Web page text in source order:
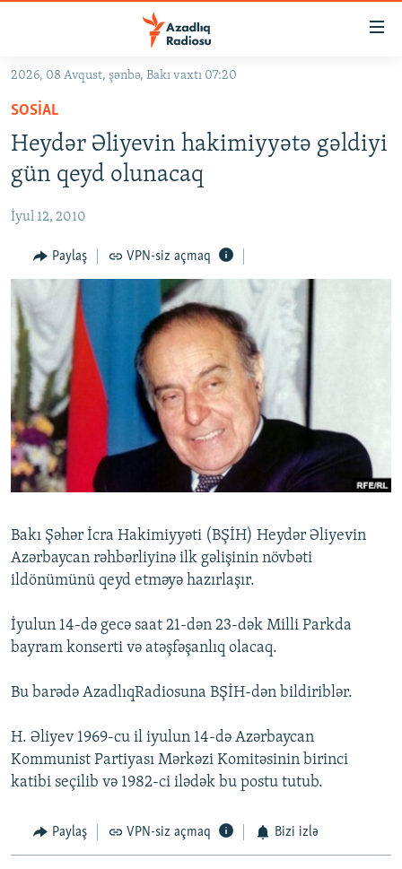
Əsas
qayıt
Əsas
naviqasiyaya
qayıt
Axtarışa
keç
GÜNDƏM
#İZAHLA
KORRUPSIOMETR
#ƏSLINDƏ
FƏRQƏ BAX
QANUNI DOĞRU
ARAŞDIRMA
MULTIMEDIA
VIDEO
FOTOQALEREYA
İNFOQRAFIKA
KARIKATURA
RADIO ARXIV
OXU ZALI
AZƏRBAYCAN ƏDƏBIYYATI KITABXANASI
İSLAM VƏ DEMOKRATIYA
İZ - MƏDƏNIYYƏT PROQRAMI
HAQQIMIZDA
MISSIYAMIZ
PEŞƏ ETIKASI VƏ JURNALISTIKA STANDARTLARIMIZ
MATERIALLARIMIZDAN ISTIFADƏ
BIZIMLƏ ƏLAQƏ
XƏBƏR BÜLLETENLƏRIMIZ
BIZI IZLƏ
2026, 08 Avqust, şənbə, Bakı vaxtı 07:20
SOSIAL
Heydər Əliyevin hakimiyyətə gəldiyi
gün qeyd olunacaq
İyul 12, 2010
Paylaş VPN-siz açmaq
Bakı Şəhər İcra Hakimiyyəti (BŞİH) Heydər Əliyevin
Azərbaycan rəhbərliyinə ilk gəlişinin növbəti
ildönümünü qeyd etməyə hazırlaşır.
İyulun 14-də gecə saat 21-dən 23-dək Milli Parkda
bayram konserti və atəşfəşanlıq olacaq.
Bu barədə AzadlıqRadiosuna BŞİH-dən bildiriblər.
H. Əliyev 1969-cu il iyulun 14-də Azərbaycan
Kommunist Partiyası Mərkəzi Komitəsinin birinci
katibi seçilib və 1982-ci ilədək bu postu tutub.
Paylaş VPN-siz açmaq Bizi izlə